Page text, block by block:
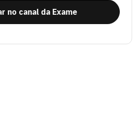
no canal da Exame